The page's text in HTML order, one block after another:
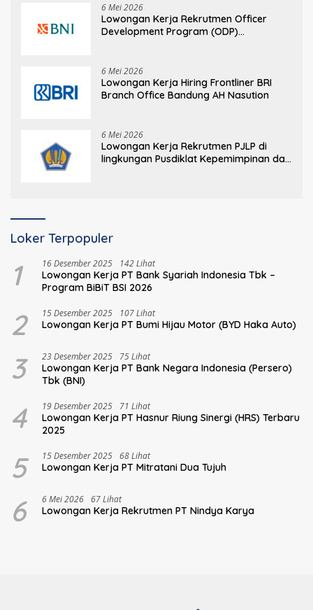
6 Mei 2026
Lowongan Kerja Rekrutmen Officer
Development Program (ODP)
6 Mei 2026
Lowongan Kerja Hiring Frontliner BRI
Branch Office Bandung AH Nasution
6 Mei 2026
Lowongan Kerja Rekrutmen PJLP di
lingkungan Pusdiklat Kepemimpinan dan
Loker Terpopuler
1 16 Desember 2025 142 Lihat
Lowongan Kerja PT Bank Syariah Indonesia Tbk –
Program BiBiT BSI 2026
2 15 Desember 2025 107 Lihat
Lowongan Kerja PT Bumi Hijau Motor (BYD Haka Auto)
3 23 Desember 2025 75 Lihat
Lowongan Kerja PT Bank Negara Indonesia (Persero)
Tbk (BNI)
4 19 Desember 2025 71 Lihat
Lowongan Kerja PT Hasnur Riung Sinergi (HRS) Terbaru
2025
5 15 Desember 2025 68 Lihat
Lowongan Kerja PT Mitratani Dua Tujuh
6 6 Mei 2026 67 Lihat
Lowongan Kerja Rekrutmen PT Nindya Karya